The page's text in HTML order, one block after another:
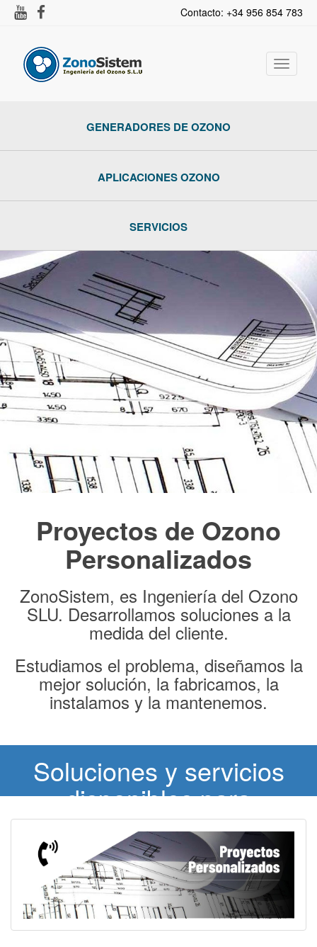
Contacto: +34 956 854 783
Activar
GENERADORES DE OZONO
APLICACIONES OZONO
SERVICIOS
Proyectos de Ozono
Personalizados
ZonoSistem, es Ingeniería del Ozono
SLU. Desarrollamos soluciones a la
medida del cliente.
Estudiamos el problema, diseñamos la
mejor solución, la fabricamos, la
instalamos y la mantenemos.
Soluciones y servicios
disponibles para
proyectos personalizados